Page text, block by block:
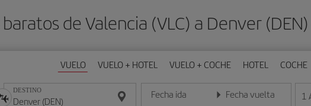
de Valencia (VLC) a Denver
VUELO VUELO + HOTEL VUELO + COCHE HOTEL COCHE
DESTINO Fecha ida
Introduce la fecha en formato día/mes/año
Fecha vuelta
Introduce la fecha en 1